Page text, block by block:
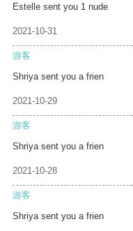
Estelle sent you 1 nude
2021-10-31
游客
Shriya sent you a frien
2021-10-29
游客
Shriya sent you a frien
2021-10-28
游客
Shriya sent you a frien